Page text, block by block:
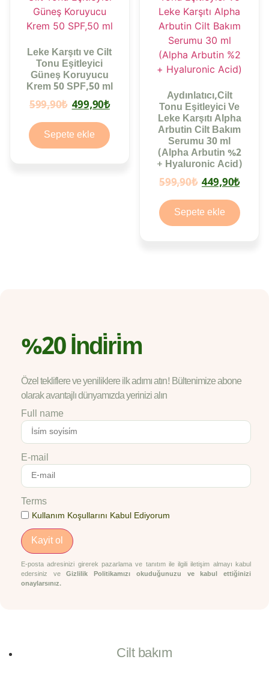
Leke Karşıtı ve Cilt
Tonu Eşitleyici
Güneş Koruyucu
Krem 50 SPF,50 ml
599,90₺ Orijinal
fiyat:
599,90₺.
499,90₺Şu
fiyat:
499,90₺.
Sepete ekle
Aydınlatıcı,Cilt
Tonu Eşitleyici Ve
Leke Karşıtı Alpha
Arbutin Cilt Bakım
Serumu 30 ml
(Alpha Arbutin %2
+ Hyaluronic Acid)
599,90₺ Orijinal
fiyat:
599,90₺.
449,90₺Şu
Sepete ekle
%20 İndi̇ri̇m
Özel tekliflere ve yeniliklere ilk adımı atın! Bültenimize abone
olarak avantajlı dünyamızda yerinizi alın
Full name
E-mail
Terms
Kullanım Koşullarını Kabul Ediyorum
Kayit ol
E-posta adresinizi girerek pazarlama ve tanıtım ile ilgili iletişim almayı kabul
edersiniz ve
Gizlilik Politikamızı okuduğunuzu ve kabul ettiğinizi
onaylarsınız.
Cilt bakım